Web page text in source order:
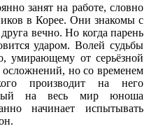
занят на работе, словно
в Корее. Они знакомы с
вечно. Но когда парень
ударом. Волей судьбы
умирающему от серьёзной
осложнений, но со временем
производит на него
на весь мир юноша
начинает испытывать